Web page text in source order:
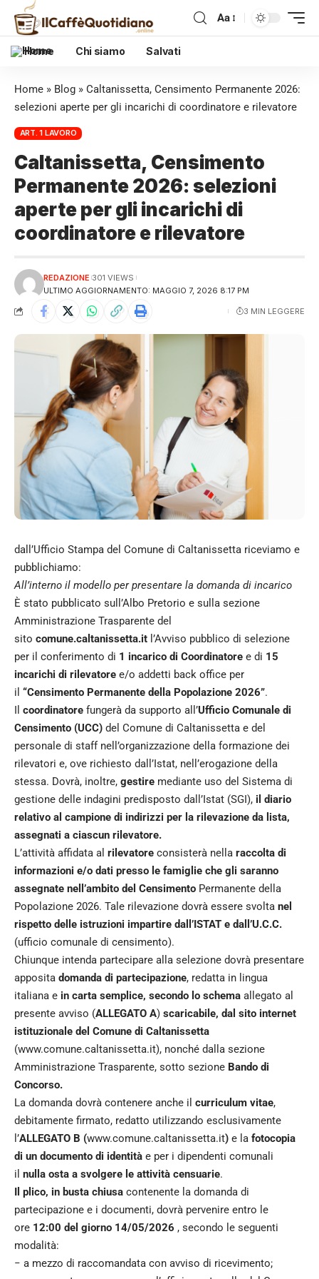
Aa
Home Chi siamo Salvati
Home » Blog » Caltanissetta, Censimento Permanente 2026:
selezioni aperte per gli incarichi di coordinatore e rilevatore
ART. 1 LAVORO
Caltanissetta, Censimento
Permanente 2026: selezioni
aperte per gli incarichi di
coordinatore e rilevatore
ULTIMO AGGIORNAMENTO: MAGGIO 7, 2026 8:17 PM
REDAZIONE 301 VIEWS
3 MIN LEGGERE
dall’Ufficio Stampa del Comune di Caltanissetta riceviamo e
pubblichiamo:
All’interno il modello per presentare la domanda di incarico
È stato pubblicato sull’Albo Pretorio e sulla sezione
Amministrazione Trasparente del
sito comune.caltanissetta.it l’Avviso pubblico di selezione
per il conferimento di 1 incarico di Coordinatore e di 15
incarichi di rilevatore e/o addetti back office per
il “Censimento Permanente della Popolazione 2026”.
Il coordinatore fungerà da supporto all’Ufficio Comunale di
Censimento (UCC) del Comune di Caltanissetta e del
personale di staff nell’organizzazione della formazione dei
rilevatori e, ove richiesto dall’Istat, nell’erogazione della
stessa. Dovrà, inoltre, gestire mediante uso del Sistema di
gestione delle indagini predisposto dall’Istat (SGI), il diario
relativo al campione di indirizzi per la rilevazione da lista,
assegnati a ciascun rilevatore.
L’attività affidata al rilevatore consisterà nella raccolta di
informazioni e/o dati presso le famiglie che gli saranno
assegnate nell’ambito del Censimento Permanente della
Popolazione 2026. Tale rilevazione dovrà essere svolta nel
rispetto delle istruzioni impartire dall’ISTAT e dall’U.C.C.
(ufficio comunale di censimento).
Chiunque intenda partecipare alla selezione dovrà presentare
apposita domanda di partecipazione, redatta in lingua
italiana e in carta semplice, secondo lo schema allegato al
presente avviso (ALLEGATO A) scaricabile, dal sito internet
istituzionale del Comune di Caltanissetta
(www.comune.caltanissetta.it), nonché dalla sezione
Amministrazione Trasparente, sotto sezione Bando di
Concorso.
La domanda dovrà contenere anche il curriculum vitae,
debitamente firmato, redatto utilizzando esclusivamente
l’ALLEGATO B (www.comune.caltanissetta.it) e la fotocopia
di un documento di identità e per i dipendenti comunali
il nulla osta a svolgere le attività censuarie.
Il plico, in busta chiusa contenente la domanda di
partecipazione e i documenti, dovrà pervenire entro le
ore 12:00 del giorno 14/05/2026 , secondo le seguenti
modalità:
− a mezzo di raccomandata con avviso di ricevimento;